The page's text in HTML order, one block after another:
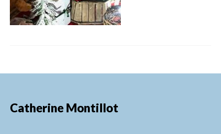
Catherine Montillot